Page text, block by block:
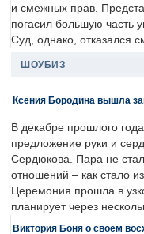
и смежных прав.
погасил большую часть
Суд, однако, отказался
ШОУБИЗ
Ксения Бородина вышла
В декабре прошлого
предложение руки и
Сердюкова. Пара не
отношений – как стало
Церемония прошла в
планирует через
Виктория Боня о своем